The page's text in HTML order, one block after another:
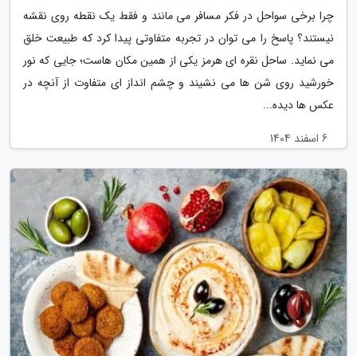
چرا برخی سواحل در فکر مسافر می مانند و فقط یک نقطه روی نقشه
نیستند؟ پاسخ را می توان در تجربه متفاوتی پیدا کرد که طبیعت خلق
می نماید. ساحل نقره ای هرمز یکی از همین مکان هاست؛ جایی که نور
خورشید روی شن ها می نشیند و چشم انداز ای متفاوت از آنچه در
عکس ها دیده...
6 اسفند 1404